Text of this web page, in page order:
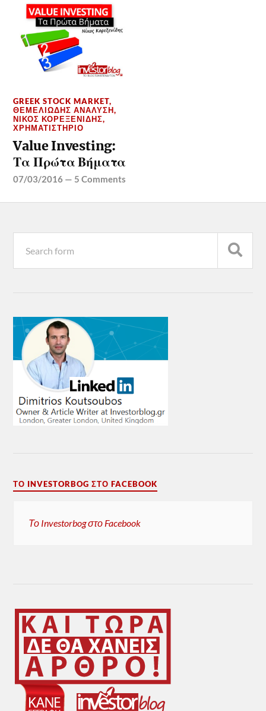
GREEK STOCK MARKET,
ΘΕΜΕΛΙΏΔΗΣ ΑΝΆΛΥΣΗ,
ΝΊΚΟΣ ΚΟΡΕΞΕΝΊΔΗΣ,
ΧΡΗΜΑΤΙΣΤΉΡΙΟ
Value Investing:
Τα Πρώτα Βήματα
07/03/2016 — 5 Comments
ΤΟ INVESTORBOG ΣΤΟ FACEBOOK
Το Investorbog στο Facebook